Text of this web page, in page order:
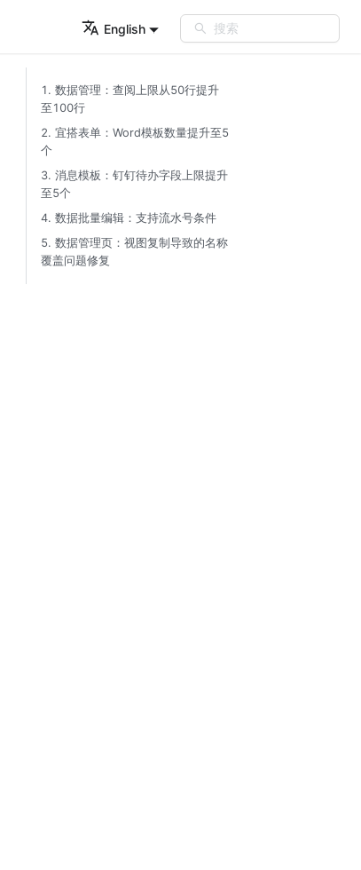
English 搜索
1. 数据管理：查阅上限从50行提升
至100行​
2. 宜搭表单：Word模板数量提升至5
个​
3. 消息模板：钉钉待办字段上限提升
至5个​
4. 数据批量编辑：支持流水号条件​
5. 数据管理页：视图复制导致的名称
覆盖问题修复​